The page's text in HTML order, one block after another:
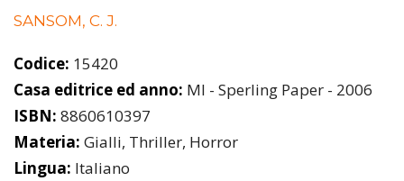
SANSOM, C. J.
Codice: 15420
Casa editrice ed anno: MI - Sperling Paper - 2006
ISBN: 8860610397
Materia: Gialli, Thriller, Horror
Lingua: Italiano